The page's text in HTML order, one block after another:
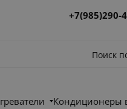
+7(985)290-
Поиск
Кондиционеры